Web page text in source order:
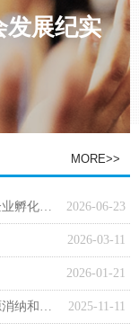
2026-06-23
江苏省科学技术厅关于印发《江苏科技型企业孵化器管理办法》的通知
2026-03-11
2026-01-21
2025-11-11
国家发展改革委国家能源局关于促进新能源消纳和调控的指导意见
MORE>>
发展纪实